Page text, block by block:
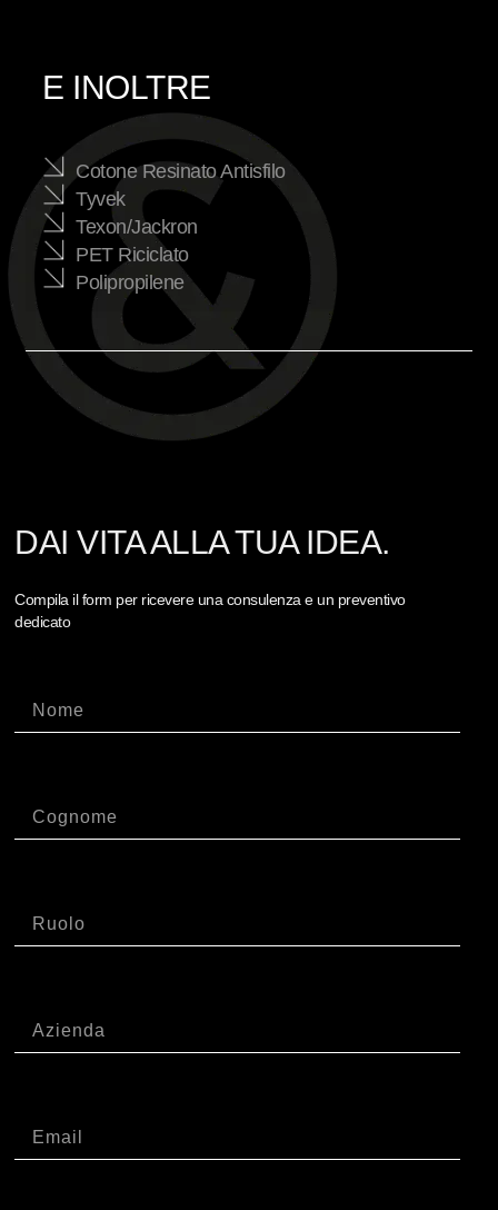
E INOLTRE
Cotone Resinato Antisfilo
Tyvek
Texon/Jackron
PET Riciclato
Polipropilene
DAI VITA ALLA TUA IDEA.
Compila il form per ricevere una consulenza e un preventivo
dedicato